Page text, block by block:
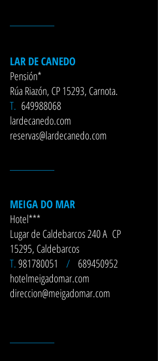
LAR DE CANEDO
Pensión*
Rúa Riazón, CP 15293, Carnota.
T. 649988068
lardecanedo.com
reservas@lardecanedo.com
MEIGA DO MAR
Hotel***
Lugar de Caldebarcos 240 A CP
15295, Caldebarcos
T. 981780051 / 689450952
hotelmeigadomar.com
direccion@meigadomar.com